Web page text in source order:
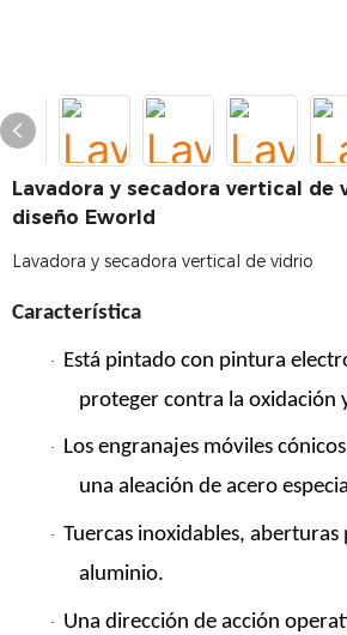
Lavadora y secadora vertical de
diseño Eworld
Lavadora y secadora vertical de vidrio
Característica
·
Está pintado con pintura
proteger contra la oxidación
· Los engranajes móviles
una aleación de acero
· Tuercas inoxidables, aberturas
aluminio.
· Una dirección de acción